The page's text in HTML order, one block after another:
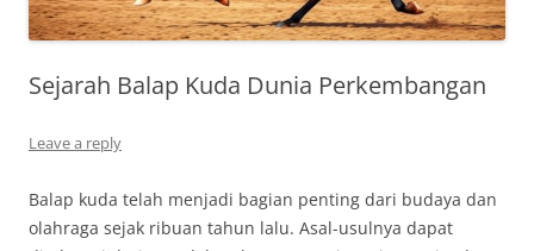
Sejarah Balap Kuda Dunia Perkembangan
Leave a reply
Balap kuda telah menjadi bagian penting dari budaya dan
olahraga sejak ribuan tahun lalu. Asal-usulnya dapat